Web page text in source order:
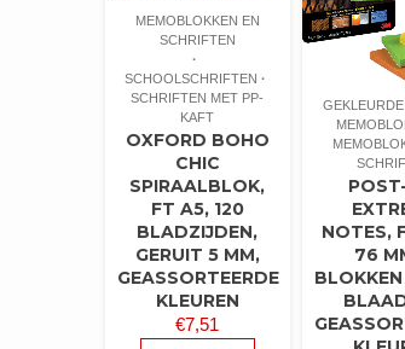
MEMOBLOKKEN EN
SCHRIFTEN
SCHOOLSCHRIFTEN
SCHRIFTEN MET PP-
KAFT
OXFORD BOHO
CHIC
SPIRAALBLOK,
FT A5, 120
BLADZIJDEN,
GERUIT 5 MM,
GEASSORTEERDE
KLEUREN
€7,51
NOTES,
76